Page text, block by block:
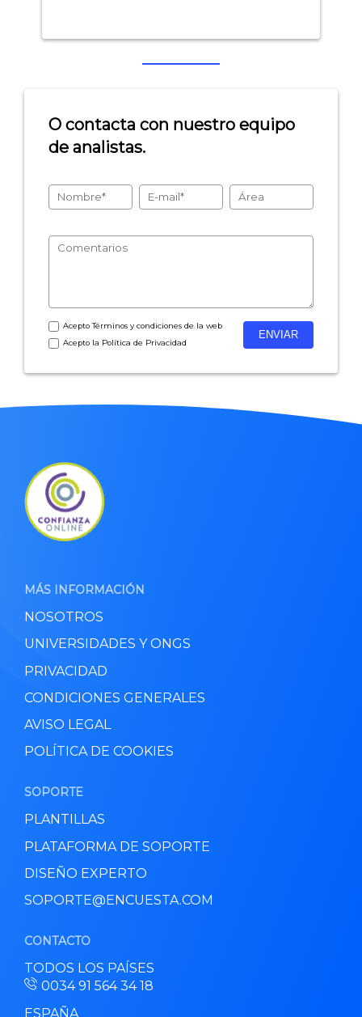
O contacta con nuestro equipo
de analistas.
AceptoTérminos y condicionesde la web
Acepto la Política de Privacidad
MÁS INFORMACIÓN
NOSOTROS
UNIVERSIDADES Y ONGS
PRIVACIDAD
CONDICIONES GENERALES
AVISO LEGAL
POLÍTICA DE COOKIES
SOPORTE
PLANTILLAS
PLATAFORMA DE SOPORTE
DISEÑO EXPERTO
SOPORTE@ENCUESTA.COM
CONTACTO
TODOS LOS PAÍSES
0034 91 564 34 18
ESPAÑA